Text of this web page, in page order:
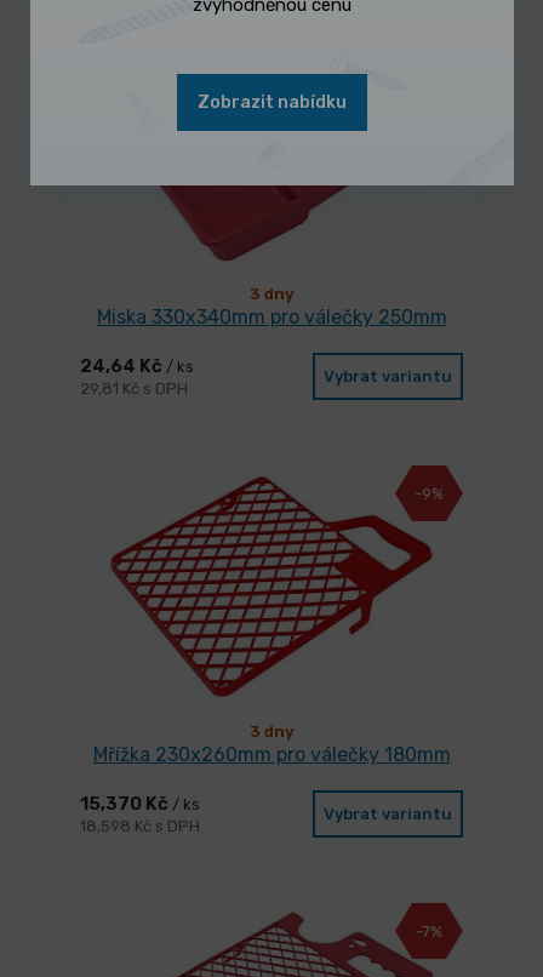
3 dny
Miska 330x340mm pro válečky 250mm
24,64 Kč / ks
29,81 Kč s DPH
Vybrat variantu
-9%
3 dny
Mřížka 230x260mm pro válečky 180mm
15,370 Kč / ks
18,598 Kč s DPH
Vybrat variantu
-7%
Zobrazit nabídku